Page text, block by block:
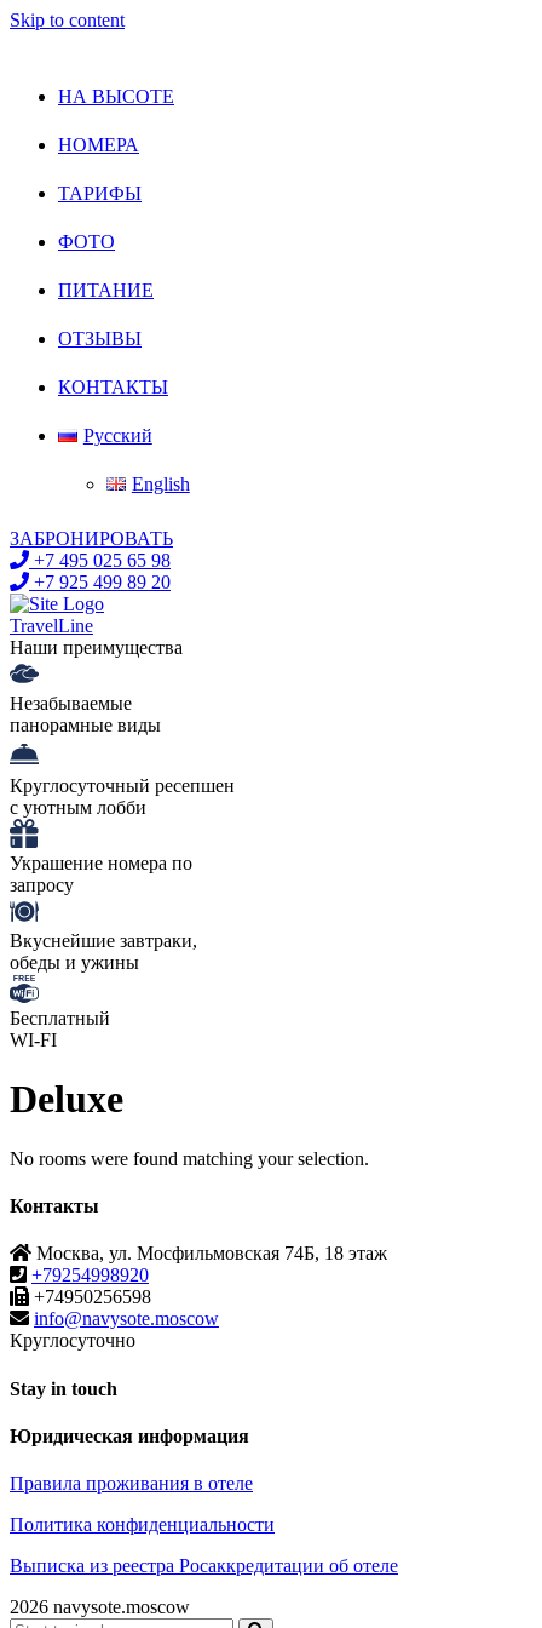
Skip to content
НА ВЫСОТЕ
НОМЕРА
ТАРИФЫ
ФОТО
ПИТАНИЕ
ОТЗЫВЫ
КОНТАКТЫ
Русский
English
ЗАБРОНИРОВАТЬ
+7 495 025 65 98
+7 925 499 89 20
TravelLine
Наши преимущества
Незабываемые
панорамные виды
Круглосуточный ресепшен
с уютным лобби
Украшение номера по
запросу
Вкуснейшие завтраки,
обеды и ужины
Бесплатный
WI-FI
Deluxe
No rooms were found matching your selection.
Контакты
Москва, ул. Мосфильмовская 74Б, 18 этаж
+79254998920
+74950256598
info@navysote.moscow
Круглосуточно
Stay in touch
Юридическая информация
Правила проживания в отеле
Политика конфиденциальности
Выписка из реестра Росаккредитации об отеле
2026 navysote.moscow